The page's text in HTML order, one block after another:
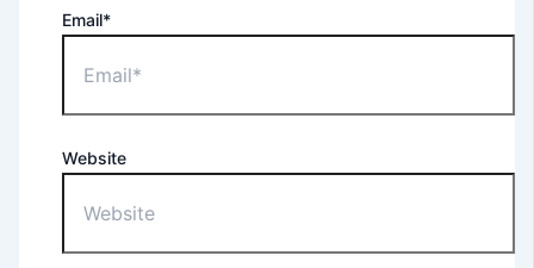
Email*
Website